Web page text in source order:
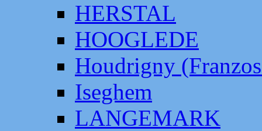
HERSTAL
HOOGLEDE
Houdrigny
Iseghem
LANGEMARK